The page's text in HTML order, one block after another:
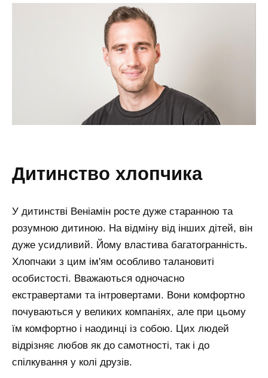
дитинство хлопчика
У дитинстві Веніамін росте дуже старанною та
розумною дитиною. На відміну від інших дітей, він
дуже усидливий. Йому властива багатогранність.
Хлопчаки з цим ім'ям особливо талановиті
особистості. Вважаються одночасно
екстравертами та інтровертами. Вони комфортно
почуваються у великих компаніях, але при цьому
їм комфортно і наодинці із собою. Цих людей
відрізняє любов як до самотності, так і до
спілкування у колі друзів.